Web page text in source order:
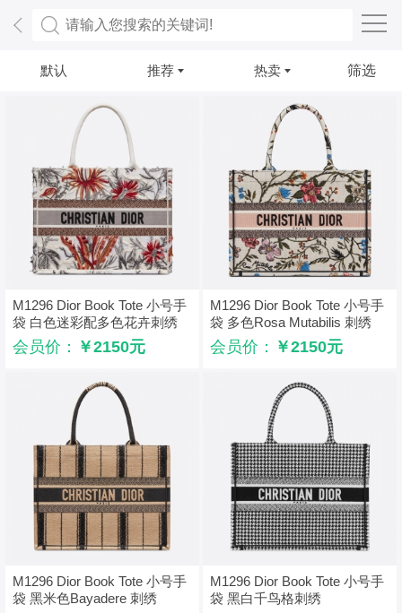
默认 推荐 热卖 筛选
M1296 Dior Book Tote 小号手
袋 白色迷彩配多色花卉刺绣
会员价： ￥2150元
M1296 Dior Book Tote 小号手
袋 多色Rosa Mutabilis 刺绣
会员价： ￥2150元
M1296 Dior Book Tote 小号手
袋 黑米色Bayadere 刺绣
M1296 Dior Book Tote 小号手
袋 黑白千鸟格刺绣